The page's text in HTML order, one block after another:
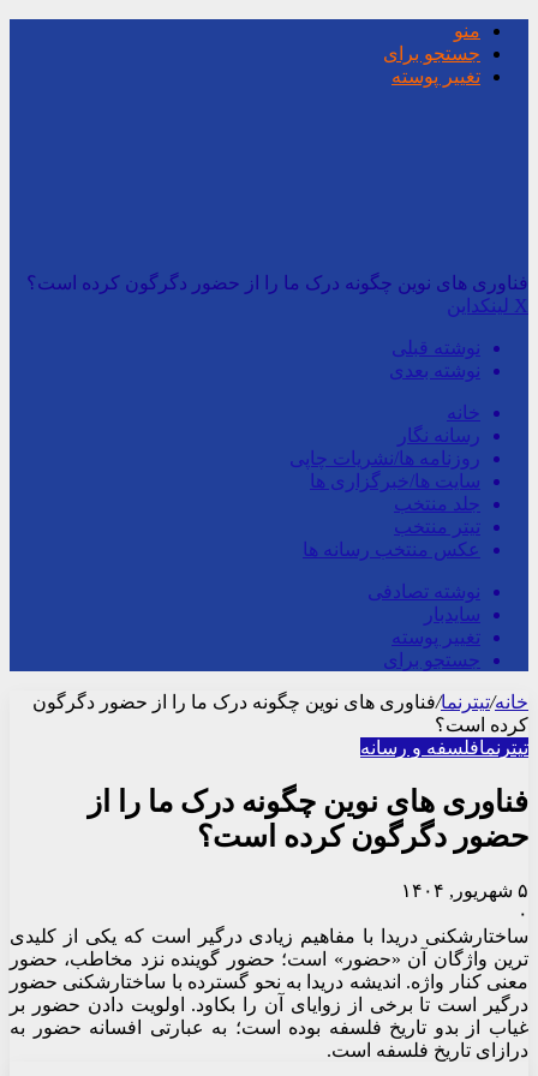
منو
جستجو برای
تغییر پوسته
خانه
رسانه نگار
روزنامه ها/نشریات چاپی
سایت ها/خبرگزاری ها
تیتر منتخب
عکس منتخب رسانه ها
نوشته تصادفی
سایدبار
تغییر پوسته
جستجو برای
خانه/ تیترنما / فناوری های نوین چگونه درک ما را از حضور دگرگون
کرده است؟
تیترنمافلسفه و رسانه
فناوری های نوین چگونه درک ما را از
حضور دگرگون کرده است؟
۰
ساختارشکنی دریدا با مفاهیم زیادی درگیر است که یکی از کلیدی
ترین واژگان آن «حضور» است؛ حضور گوینده نزد مخاطب، حضور
درگیر است تا برخی از زوایای آن را بکاود. اولویت دادن حضور بر
غیاب از بدو تاریخ فلسفه بوده است؛ به عبارتی افسانه حضور به
درازای تاریخ فلسفه است.